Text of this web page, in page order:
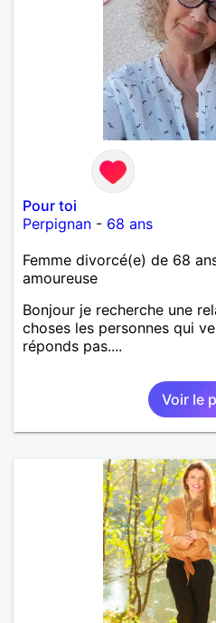
Pour toi
Perpignan - 68 ans
Femme divorcé(e) de 68
amoureuse
Bonjour je recherche une
choses les personnes qui
réponds pas....
Voir le